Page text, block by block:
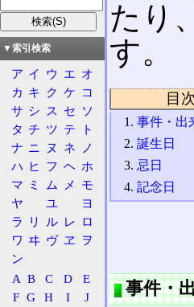
たり
す。
目次
事件・出
誕生日
忌日
記念日
事件・
▼索引検索
ア イ ウ エ オ
カ キ ク ケ コ
サ シ ス セ ソ
タ チ ツ テ
ト
ナ ニ ヌ ネ
ノ
ハ ヒ フ ヘ ホ
マ ミ ム メ
モ
ヤ
ユ
ヨ
ラ
リ ル レ ロ
ワ ヰ ヴ ヱ
ヲ
ン
A B C D
E
F G H I
J